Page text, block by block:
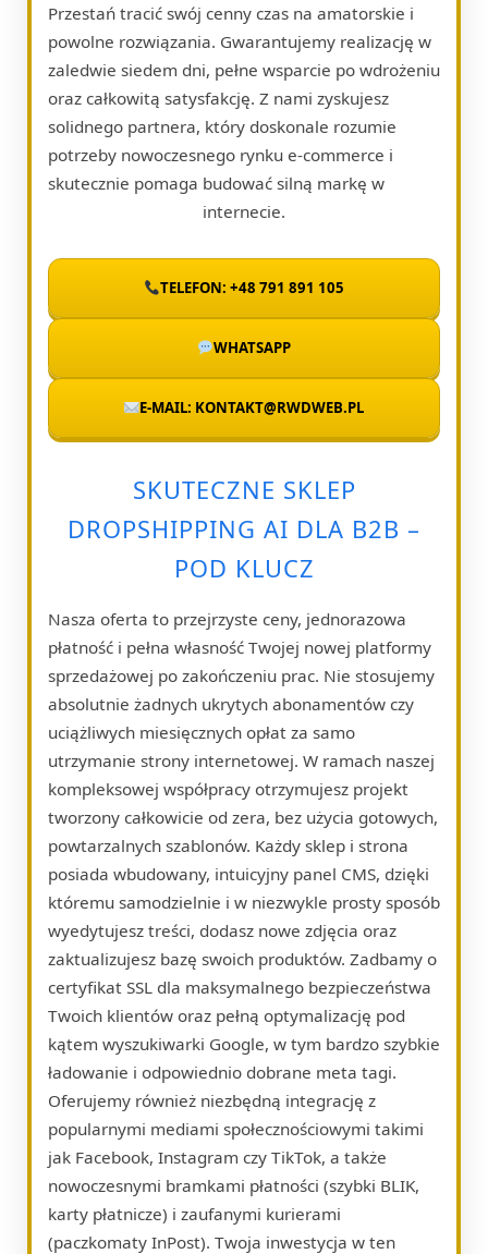
Przestań tracić swój cenny czas na amatorskie i
powolne rozwiązania. Gwarantujemy realizację w
zaledwie siedem dni, pełne wsparcie po wdrożeniu
oraz całkowitą satysfakcję. Z nami zyskujesz
solidnego partnera, który doskonale rozumie
potrzeby nowoczesnego rynku e-commerce i
skutecznie pomaga budować silną markę w
internecie.
TELEFON: +48 791 891 105
WHATSAPP
E-MAIL: KONTAKT@RWDWEB.PL
SKUTECZNE SKLEP
DROPSHIPPING AI DLA B2B –
POD KLUCZ
Nasza oferta to przejrzyste ceny, jednorazowa
płatność i pełna własność Twojej nowej platformy
sprzedażowej po zakończeniu prac. Nie stosujemy
absolutnie żadnych ukrytych abonamentów czy
uciążliwych miesięcznych opłat za samo
utrzymanie strony internetowej. W ramach naszej
kompleksowej współpracy otrzymujesz projekt
tworzony całkowicie od zera, bez użycia gotowych,
powtarzalnych szablonów. Każdy sklep i strona
posiada wbudowany, intuicyjny panel CMS, dzięki
któremu samodzielnie i w niezwykle prosty sposób
wyedytujesz treści, dodasz nowe zdjęcia oraz
zaktualizujesz bazę swoich produktów. Zadbamy o
certyfikat SSL dla maksymalnego bezpieczeństwa
Twoich klientów oraz pełną optymalizację pod
kątem wyszukiwarki Google, w tym bardzo szybkie
ładowanie i odpowiednio dobrane meta tagi.
Oferujemy również niezbędną integrację z
popularnymi mediami społecznościowymi takimi
jak Facebook, Instagram czy TikTok, a także
nowoczesnymi bramkami płatności (szybki BLIK,
karty płatnicze) i zaufanymi kurierami
(paczkomaty InPost). Twoja inwestycja w ten